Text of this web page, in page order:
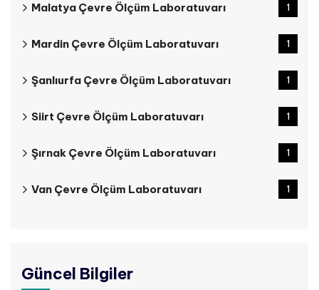
Malatya Çevre Ölçüm Laboratuvarı 1
Mardin Çevre Ölçüm Laboratuvarı 1
Şanlıurfa Çevre Ölçüm Laboratuvarı 1
Siirt Çevre Ölçüm Laboratuvarı 1
Şırnak Çevre Ölçüm Laboratuvarı 1
Van Çevre Ölçüm Laboratuvarı 1
Güncel Bilgiler